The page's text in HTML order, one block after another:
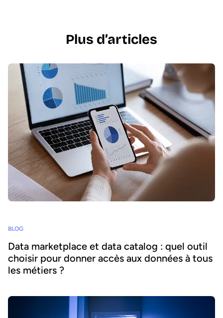
Plus d’articles
BLOG
Data marketplace et data catalog : quel outil
choisir pour donner accès aux données à tous
les métiers ?